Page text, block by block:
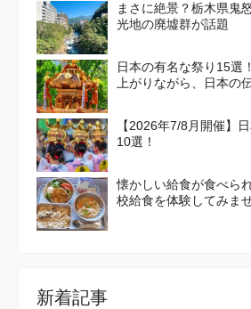
まさに絶景？栃木県鬼
光地の廃墟群が話題
日本の有名な祭り15選
上がりながら、日本の
【2026年7/8月開催】
10選！
懐かしい給食が食べら
校給食を体験してみま
新着記事